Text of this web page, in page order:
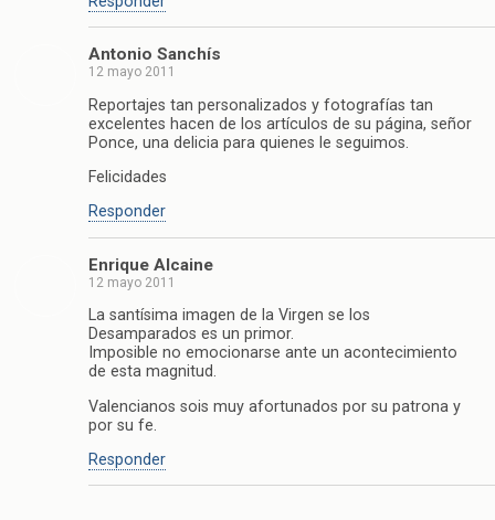
Antonio Sanchís
12 mayo 2011
Reportajes tan personalizados y fotografías tan
excelentes hacen de los artículos de su página, señor
Ponce, una delicia para quienes le seguimos.
Felicidades
Responder
Enrique Alcaine
12 mayo 2011
La santísima imagen de la Virgen se los
Desamparados es un primor.
Imposible no emocionarse ante un acontecimiento
de esta magnitud.
Valencianos sois muy afortunados por su patrona y
por su fe.
Responder